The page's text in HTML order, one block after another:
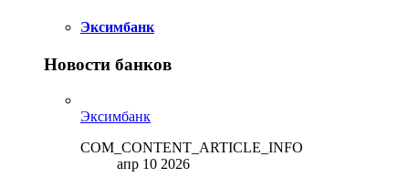
Эксимбанк
Новости банков
Эксимбанк
COM_CONTENT_ARTICLE_INFO
апр 10 2026